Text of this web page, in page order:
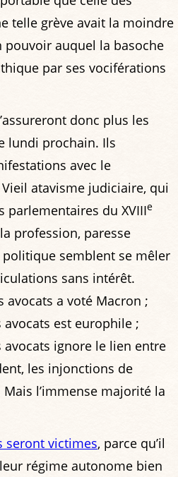
telle grève avait la moindre
pouvoir auquel la basoche
par ses vociférations
donc plus les
lundi prochain. Ils
avec le
atavisme judiciaire, qui
parlementaires du XVIIIe
profession, paresse
semblent se mêler
sans intérêt.
avocats a voté Macron ;
est europhile ;
avocats ignore le lien entre
les injonctions de
l’immense majorité la
seront victimes, parce qu’il
régime autonome bien